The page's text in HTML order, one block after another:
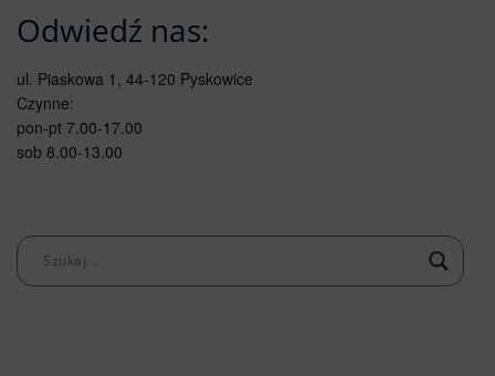
Odwiedź nas:
ul. Piaskowa 1, 44-120 Pyskowice
Czynne:
pon-pt 7.00-17.00
sob 8.00-13.00